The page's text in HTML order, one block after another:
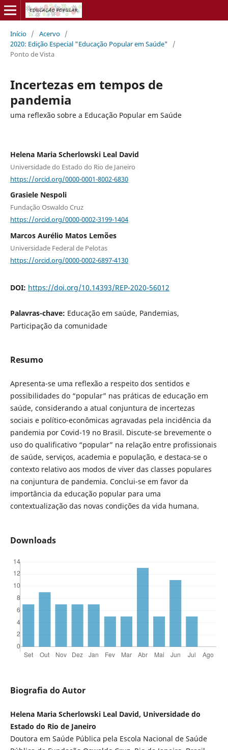
Início / Acervo /
2020: Edição Especial "Educação Popular em Saúde"
/
Ponto de Vista
Incertezas em tempos de
pandemia
uma reflexão sobre a Educação Popular em Saúde
Helena Maria Scherlowski Leal David
Universidade do Estado do Rio de Janeiro
https://orcid.org/0000-0001-8002-6830
Grasiele Nespoli
Fundação Oswaldo Cruz
https://orcid.org/0000-0002-3199-1404
Marcos Aurélio Matos Lemões
Universidade Federal de Pelotas
https://orcid.org/0000-0002-6897-4130
DOI: https://doi.org/10.14393/REP-2020-56012
Palavras-chave: Educação em saúde, Pandemias,
Participação da comunidade
Resumo
Apresenta-se uma reflexão a respeito dos sentidos e
possibilidades do “popular” nas práticas de educação em
saúde, considerando a atual conjuntura de incertezas
sociais e político-econômicas agravadas pela incidência da
pandemia por Covid-19 no Brasil. Discute-se brevemente o
uso do qualificativo “popular” na relação entre profissionais
de saúde, serviços, academia e população, e destaca-se o
contexto relativo aos modos de viver das classes populares
na conjuntura de pandemia. Conclui-se em favor da
importância da educação popular para uma
contextualização das novas condições da vida humana.
Downloads
Biografia do Autor
Helena Maria Scherlowski Leal David, Universidade do
Estado do Rio de Janeiro
Doutora em Saúde Pública pela Escola Nacional de Saúde